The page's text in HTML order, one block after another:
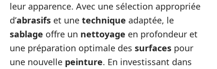
leur apparence. Avec une sélection appropriée
d’abrasifs et une technique adaptée, le
sablage offre un nettoyage en profondeur et
une préparation optimale des surfaces pour
une nouvelle peinture. En investissant dans